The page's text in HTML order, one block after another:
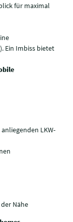
für maximal
Ein Imbiss bietet
LKW-
Nähe